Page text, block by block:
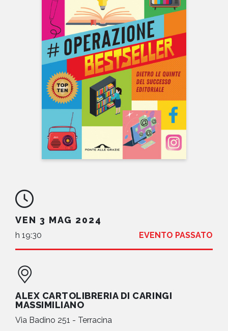
NEWS
CONTATTI
VEN 3 MAG 2024
h 19:30 EVENTO PASSATO
ALEX CARTOLIBRERIA DI CARINGI
MASSIMILIANO
Via Badino 251 - Terracina